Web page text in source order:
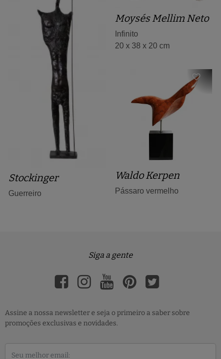
Moysés Mellim Neto
Infinito
20 x 38 x 20 cm
Stockinger
Guerreiro
Waldo Kerpen
Pássaro vermelho
Siga a gente
Assine a nossa newsletter e seja o primeiro a saber sobre
promoções exclusivas e novidades.